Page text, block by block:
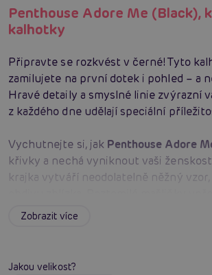
Penthouse Adore Me (Black),
kalhotky
Připravte se rozkvést v černé! Tyto
zamilujete na první dotek i pohled – a
Hravé detaily a smyslné linie zvýrazní
z každého dne udělají speciální
Vychutnejte si, jak Penthouse Adore
křivky a nechá vyniknout vaši
krajka vytváří neodolatelně něžný
dodávají roztomilý šarm a kapku
svádí fantazii k dalším hrám. Elegantní
Zobrazit více
Jakou velikost?